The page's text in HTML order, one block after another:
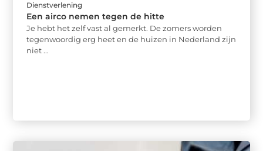
Dienstverlening
Een airco nemen tegen de hitte
Je hebt het zelf vast al gemerkt. De zomers worden
tegenwoordig erg heet en de huizen in Nederland zijn
niet ...